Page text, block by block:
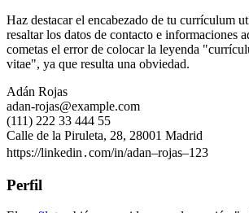
Haz destacar el encabezado de tu currículum
resaltar los datos de contacto e informaciones
cometas el error de colocar la leyenda
vitae", ya que resulta una obviedad.
Adán Rojas
adan-rojas@example.com
(111) 222 33 444 55
Calle de la Piruleta, 28, 28001 Madrid
https://linkedin․com/in/adan–rojas–123
Perfil